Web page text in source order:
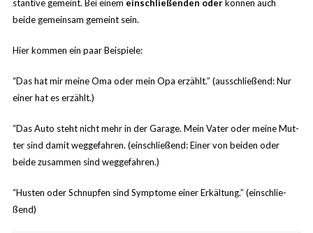
stan­tive gemeint. Bei einem ein­schlie­ßen­den oderkön­nen auch
beide gemein­sam gemeint sein.
Hier kom­men ein paar Beispiele:
“Das hat mir meine Oma oder mein Opa erzählt.” (aus­schlie­ßend: Nur
einer hat es erzählt.)
“Das Auto steht nicht mehr in der Garage. Mein Vater oder meine Mut­
ter sind damit weg­ge­fah­ren. (ein­schlie­ßend: Einer von bei­den oder
beide zusam­men sind weggefahren.)
“Hus­ten oder Schnup­fen sind Sym­ptome einer Erkäl­tung.” (ein­schlie­
ßend)